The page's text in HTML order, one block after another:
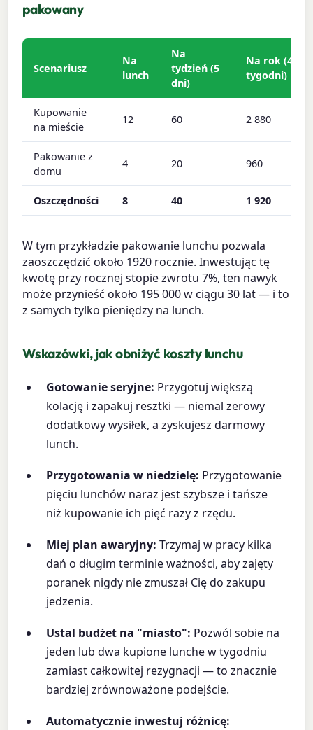
pakowany
Scenariusz
Na
lunch
Na
tydzień (5
dni)
Na rok (48
tygodni)
Kupowanie
na mieście
12 60 2 880
Pakowanie z
domu
4 20 960
Oszczędności 8 40 1 920
W tym przykładzie pakowanie lunchu pozwala
zaoszczędzić około 1920 rocznie. Inwestując tę
kwotę przy rocznej stopie zwrotu 7%, ten nawyk
może przynieść około 195 000 w ciągu 30 lat — i to
z samych tylko pieniędzy na lunch.
Wskazówki, jak obniżyć koszty lunchu
Gotowanie seryjne: Przygotuj większą
kolację i zapakuj resztki — niemal zerowy
dodatkowy wysiłek, a zyskujesz darmowy
lunch.
Przygotowania w niedzielę: Przygotowanie
pięciu lunchów naraz jest szybsze i tańsze
niż kupowanie ich pięć razy z rzędu.
Miej plan awaryjny: Trzymaj w pracy kilka
dań o długim terminie ważności, aby zajęty
poranek nigdy nie zmuszał Cię do zakupu
jedzenia.
Ustal budżet na "miasto": Pozwól sobie na
jeden lub dwa kupione lunche w tygodniu
zamiast całkowitej rezygnacji — to znacznie
bardziej zrównoważone podejście.
Automatycznie inwestuj różnicę: